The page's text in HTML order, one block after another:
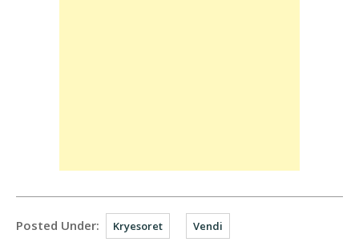
Posted Under: Kryesoret Vendi